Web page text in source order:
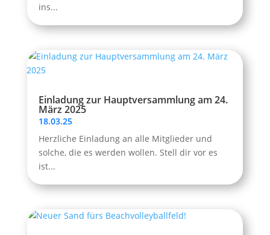
ins...
Einladung zur Hauptversammlung am 24.
März 2025
18.03.25
Herzliche Einladung an alle Mitglieder und
solche, die es werden wollen. Stell dir vor es
ist...